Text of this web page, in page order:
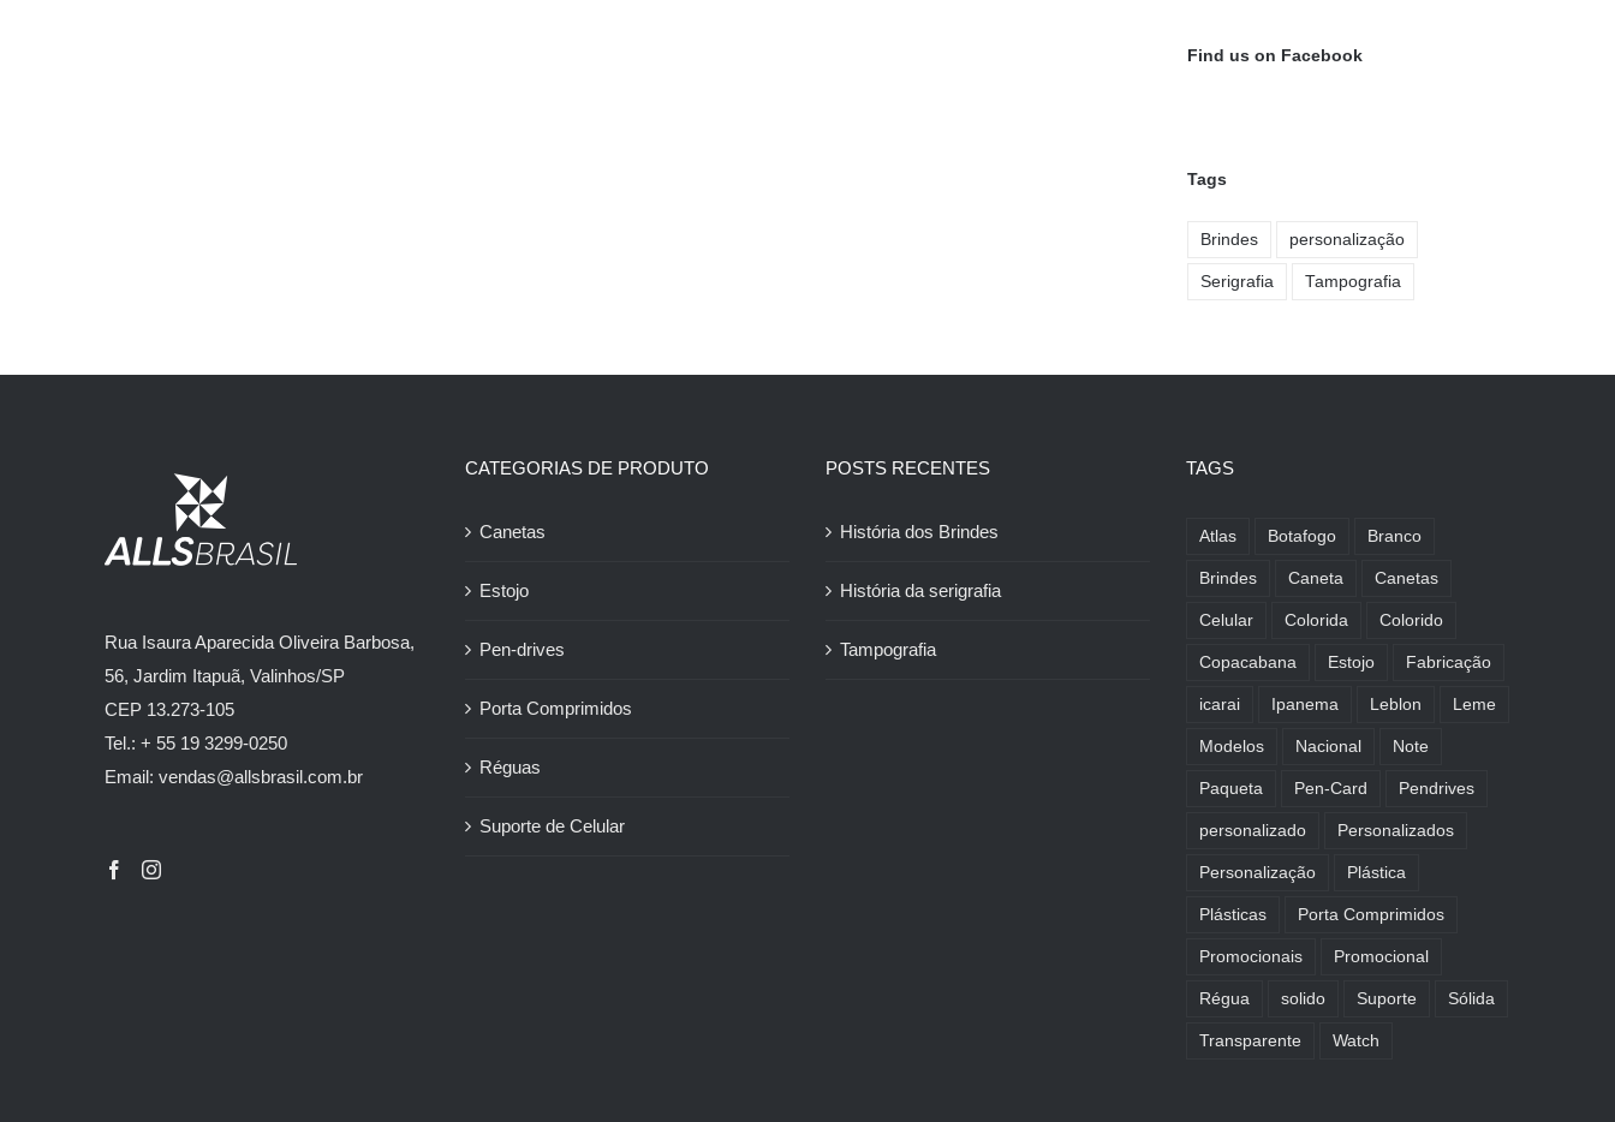
Find us on Facebook
Tags
Brindes personalização
Serigrafia Tampografia
Rua Isaura Aparecida Oliveira Barbosa,
56, Jardim Itapuã, Valinhos/SP
CEP 13.273-105
Tel.: + 55 19 3299-0250
Email: vendas@allsbrasil.com.br
CATEGORIAS DE PRODUTO
Canetas
Estojo
Pen-drives
Porta Comprimidos
Réguas
Suporte de Celular
POSTS RECENTES
História dos Brindes
História da serigrafia
Tampografia
TAGS
Atlas Botafogo Branco
Brindes Caneta Canetas
Celular Colorida Colorido
Copacabana Estojo Fabricação
icarai Ipanema Leblon Leme
Modelos Nacional Note
Paqueta Pen-Card Pendrives
personalizado Personalizados
Personalização Plástica
Plásticas Porta Comprimidos
Promocionais Promocional
Régua solido Suporte Sólida
Transparente Watch